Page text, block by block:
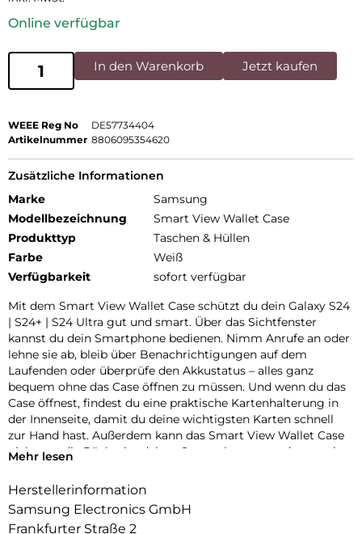
Online verfügbar
In den Warenkorb Jetzt kaufen
WEEE Reg No
DE57734404
Artikelnummer 8806095354620
Zusätzliche Informationen
Marke
Samsung
Modellbezeichnung
Smart View Wallet Case
Produkttyp
Taschen & Hüllen
Farbe
Weiß
Verfügbarkeit
sofort verfügbar
Mit dem Smart View Wallet Case schützt du dein Galaxy S24
| S24+ | S24 Ultra gut und smart. Über das Sichtfenster
kannst du dein Smartphone bedienen. Nimm Anrufe an oder
lehne sie ab, bleib über Benachrichtigungen auf dem
Laufenden oder überprüfe den Akkustatus – alles ganz
bequem ohne das Case öffnen zu müssen. Und wenn du das
Case öffnest, findest du eine praktische Kartenhalterung in
der Innenseite, damit du deine wichtigsten Karten schnell
zur Hand hast. Außerdem kann das Smart View Wallet Case
nicht nur die Rückseite deines Smartphones, sondern auch
Mehr lesen
Herstellerinformation
Samsung Electronics GmbH
Frankfurter Straße 2